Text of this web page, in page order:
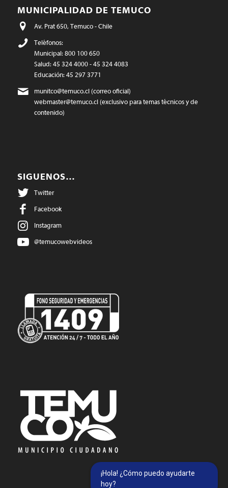
MUNICIPALIDAD DE TEMUCO
Av. Prat 650, Temuco - Chile
Teléfonos:
Municipal: 800 100 650
Salud: 45 324 4000 - 45 324 4083
Educación: 45 297 3771
munitco@temuco.cl(correo oficial)
webmaster@temuco.cl(exclusivo para temas técnicos y de
contenido)
SIGUENOS…
Twitter
Facebook
Instagram
@temucowebvideos
¡Hola! ¿Cómo puedo ayudarte
hoy?